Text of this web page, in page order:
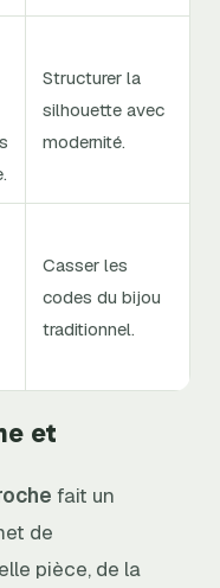
Structurer la
silhouette avec
modernité.
Casser les
codes du bijou
traditionnel.
et
fait un
de
pièce, de la